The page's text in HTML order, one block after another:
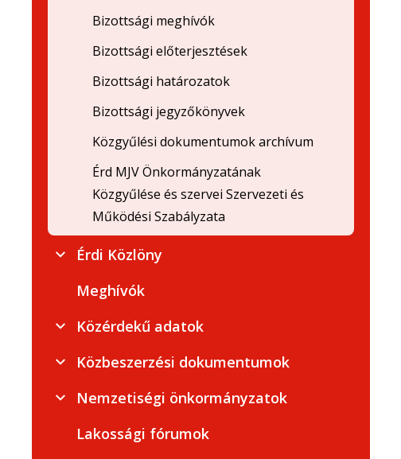
Bizottsági meghívók
Bizottsági előterjesztések
Bizottsági határozatok
Bizottsági jegyzőkönyvek
Közgyűlési dokumentumok archívum
Érd MJV Önkormányzatának
Közgyűlése és szervei Szervezeti és
Működési Szabályzata
Érdi Közlöny
Meghívók
Közérdekű adatok
Közbeszerzési dokumentumok
Nemzetiségi önkormányzatok
Lakossági fórumok